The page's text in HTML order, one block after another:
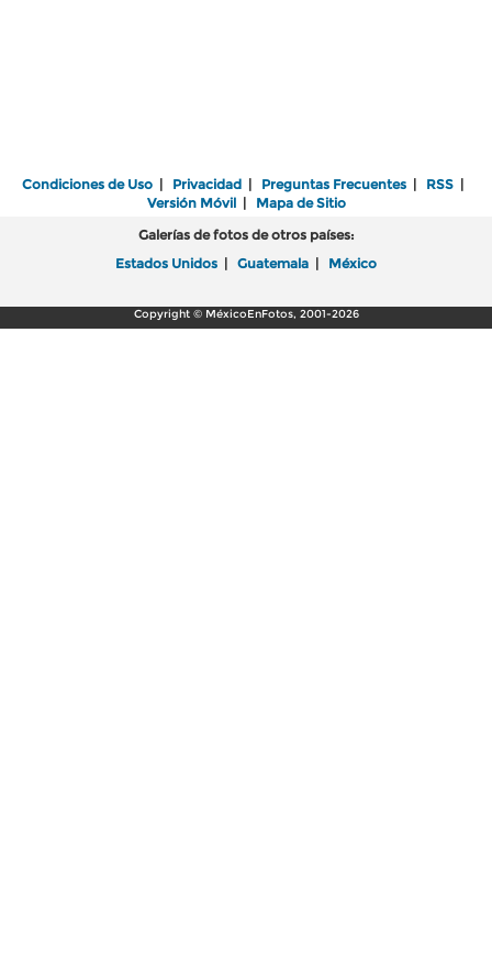
Condiciones de Uso | Privacidad | Preguntas Frecuentes | RSS |
Versión Móvil| Mapa de Sitio
Galerías de fotos de otros países:
Estados Unidos | Guatemala | México
Copyright © MéxicoEnFotos, 2001-2026